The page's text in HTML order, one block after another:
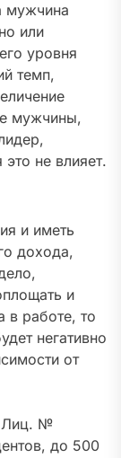
мужчина
или
уровня
темп,
мужчины,
не влияет.
и иметь
дохода,
и
в работе, то
негативно
от
Лиц. №
до 500